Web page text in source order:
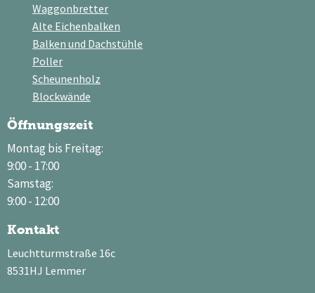
Waggonbretter
Alte Eichenbalken
Balken und Dachstühle
Poller
Scheunenholz
Blockwände
Öffnungszeit
Montag bis Freitag:
9:00 - 17:00
Samstag:
9:00 - 12:00
Kontakt
Leuchtturmstraße 16c
8531HJ Lemmer